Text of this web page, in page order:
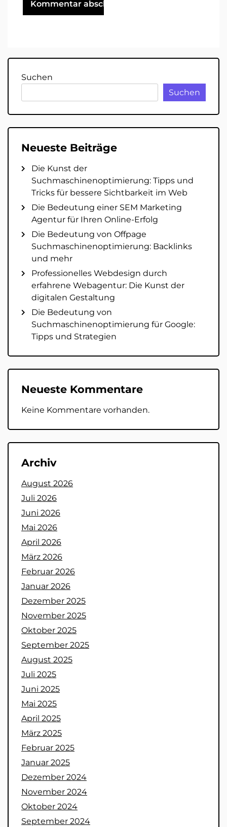
Suchen
Suchen
Neueste Beiträge
Die Kunst der
Suchmaschinenoptimierung: Tipps und
Tricks für bessere Sichtbarkeit im Web
Die Bedeutung einer SEM Marketing
Agentur für Ihren Online-Erfolg
Die Bedeutung von Offpage
Suchmaschinenoptimierung: Backlinks
und mehr
Professionelles Webdesign durch
erfahrene Webagentur: Die Kunst der
digitalen Gestaltung
Die Bedeutung von
Suchmaschinenoptimierung für Google:
Tipps und Strategien
Neueste Kommentare
Keine Kommentare vorhanden.
Archiv
August 2026
Juli 2026
Juni 2026
Mai 2026
April 2026
März 2026
Februar 2026
Januar 2026
Dezember 2025
November 2025
Oktober 2025
September 2025
August 2025
Juli 2025
Juni 2025
Mai 2025
April 2025
März 2025
Februar 2025
Januar 2025
Dezember 2024
November 2024
Oktober 2024
September 2024